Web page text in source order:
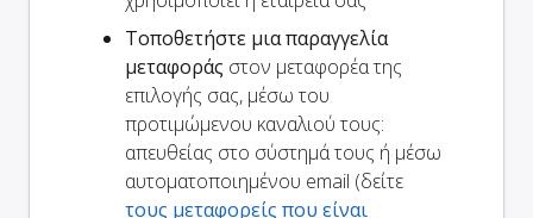
Τοποθετήστε μια παραγγελία
μεταφοράς στον μεταφορέα της
επιλογής σας, μέσω του
προτιμώμενου καναλιού τους:
απευθείας στο σύστημά τους ή μέσω
αυτοματοποιημένου email (δείτε
τους μεταφορείς που είναι